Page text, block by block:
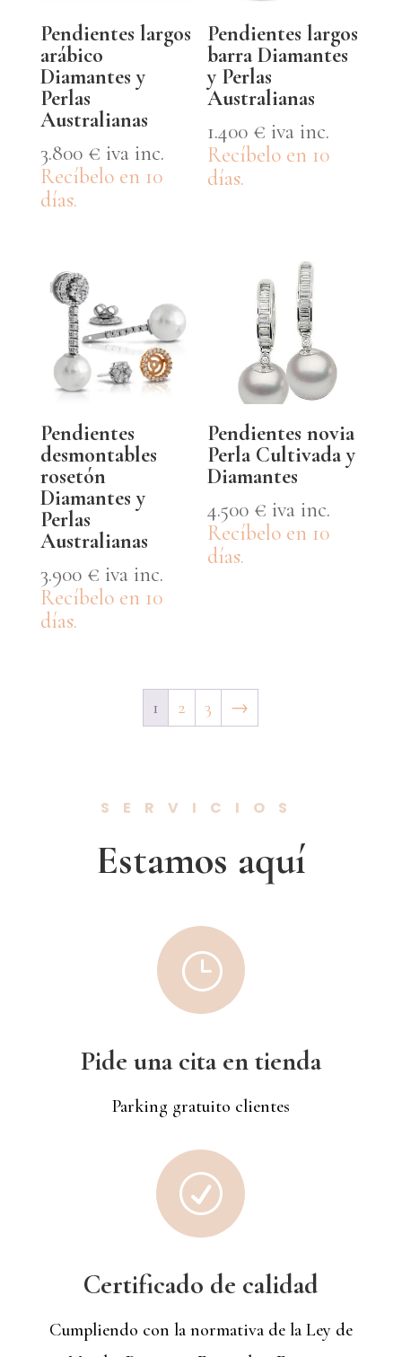
Pendientes largos
arábico
Diamantes y
Perlas
Australianas
3.800 € iva inc.
Recíbelo en 10
días.
Pendientes largos
barra Diamantes
y Perlas
Australianas
1.400 € iva inc.
Recíbelo en 10
días.
Pendientes
desmontables
rosetón
Diamantes y
Perlas
Australianas
3.900 € iva inc.
Recíbelo en 10
días.
Pendientes novia
Perla Cultivada y
Diamantes
4.500 € iva inc.
Recíbelo en 10
días.
1 2 3 →
SERVICIOS
Estamos aquí
}
Pide una cita en tienda
Parking gratuito clientes
R
Certificado de calidad
Cumpliendo con la normativa de la Ley de